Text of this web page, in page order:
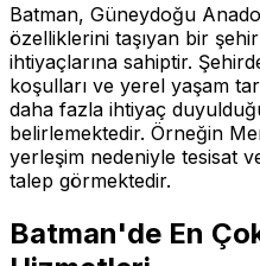
Batman, Güneydoğu
özelliklerini taşıyan bir
ihtiyaçlarına sahiptir.
koşulları ve yerel yaşam
daha fazla ihtiyaç
belirlemektedir. Örneğin
yerleşim nedeniyle tesisat
talep görmektedir.
Batman'de En